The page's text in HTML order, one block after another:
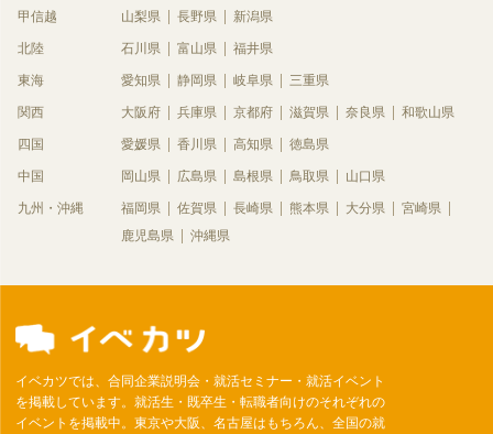
甲信越 山梨県 長野県 新潟県
北陸 石川県 富山県 福井県
東海 愛知県 静岡県 岐阜県 三重県
関西 大阪府 兵庫県 京都府 滋賀県 奈良県 和歌山県
四国 愛媛県 香川県 高知県 徳島県
中国 岡山県 広島県 島根県 鳥取県 山口県
九州・沖縄 福岡県 佐賀県 長崎県 熊本県 大分県
宮崎県
鹿児島県
沖縄県
イベカツでは、合同企業説明会・就活セミナー・就活イベント
を掲載しています。就活生・既卒生・転職者向けのそれぞれの
イベントを掲載中。東京や大阪、名古屋はもちろん、全国の就